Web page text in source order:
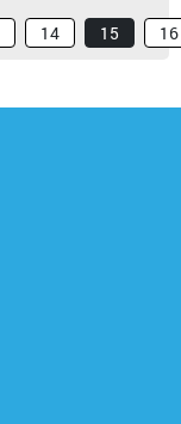
14 15 16